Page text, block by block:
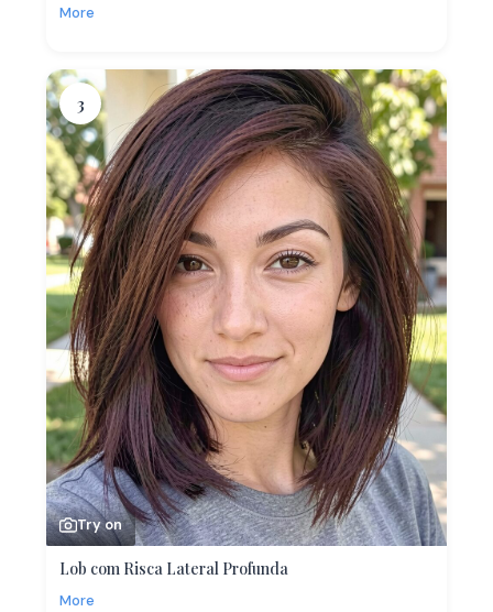
More
3
Try on
Lob com Risca Lateral Profunda
More